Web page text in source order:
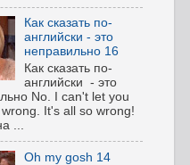
Как сказать по-
английски - это
неправильно 16
Как сказать по-
английски - это
No. I can't let you
It's all so wrong!
...
Oh my gosh 14